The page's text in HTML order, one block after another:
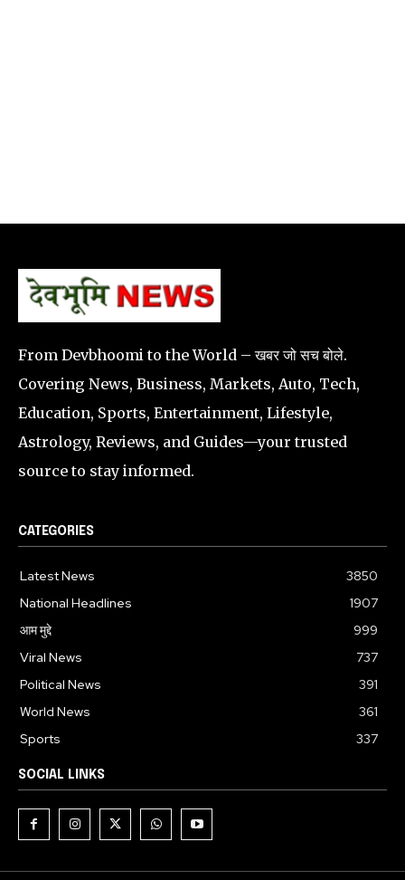
From Devbhoomi to the World – खबर जो सच बोले.
Covering News, Business, Markets, Auto, Tech,
Education, Sports, Entertainment, Lifestyle,
Astrology, Reviews, and Guides—your trusted
source to stay informed.
CATEGORIES
Latest News
3850
National Headlines
1907
आम मुद्दे
999
Viral News
737
Political News
391
World News
361
Sports
337
SOCIAL LINKS